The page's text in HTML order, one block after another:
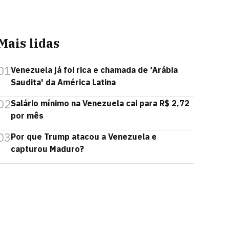
lidas
Venezuela já foi rica e chamada de 'Arábia
Saudita' da América Latina
Salário mínimo na Venezuela cai para R$ 2,72
por mês
Por que Trump atacou a Venezuela e
capturou Maduro?